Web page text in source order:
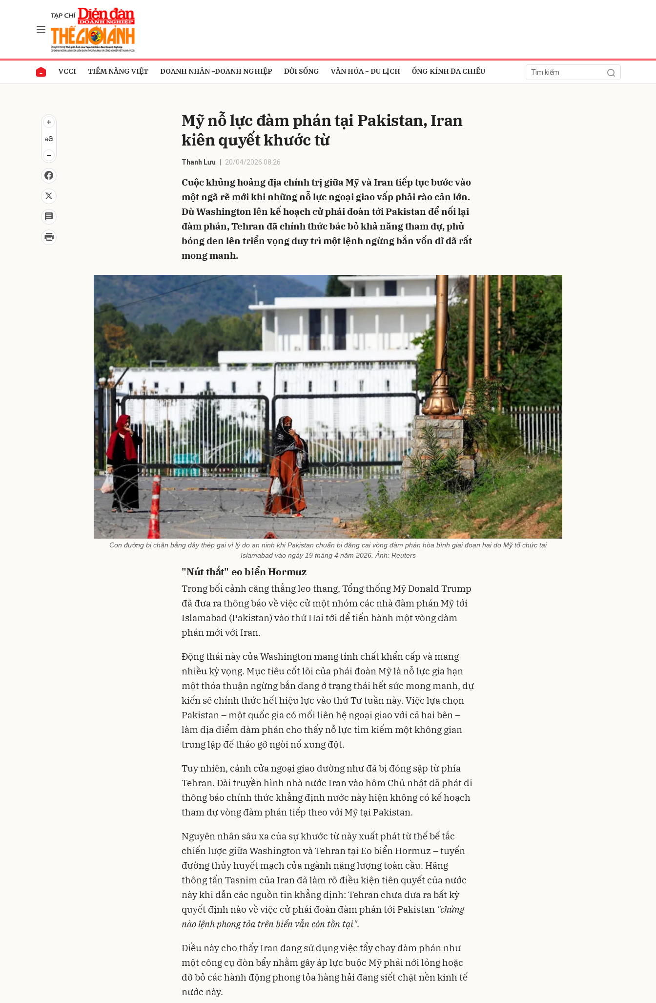
VCCI TIỀM NĂNG VIỆT DOANH NHÂN -DOANH NGHIỆP ĐỜI SỐNG VĂN HÓA - DU LỊCH ỐNG KÍNH ĐA CHIỀU
Mỹ nỗ lực đàm phán tại Pakistan, Iran
kiên quyết khước từ
Thanh Lưu 20/04/2026 08:26
Cuộc khủng hoảng địa chính trị giữa Mỹ và Iran tiếp tục bước vào
một ngã rẽ mới khi những nỗ lực ngoại giao vấp phải rào cản lớn.
Dù Washington lên kế hoạch cử phái đoàn tới Pakistan để nối lại
đàm phán, Tehran đã chính thức bác bỏ khả năng tham dự, phủ
bóng đen lên triển vọng duy trì một lệnh ngừng bắn vốn dĩ đã rất
mong manh.
Con đường bị chặn bằng dây thép gai vì lý do an ninh khi Pakistan chuẩn bị đăng cai vòng đàm phán hòa bình giai đoạn hai do Mỹ tổ chức tại
Islamabad vào ngày 19 tháng 4 năm 2026. Ảnh: Reuters
"Nút thắt" eo biển Hormuz
Trong bối cảnh căng thẳng leo thang, Tổng thống Mỹ Donald Trump
đã đưa ra thông báo về việc cử một nhóm các nhà đàm phán Mỹ tới
Islamabad (Pakistan) vào thứ Hai tới để tiến hành một vòng đàm
phán mới với Iran.
Động thái này của Washington mang tính chất khẩn cấp và mang
nhiều kỳ vọng. Mục tiêu cốt lõi của phái đoàn Mỹ là nỗ lực gia hạn
một thỏa thuận ngừng bắn đang ở trạng thái hết sức mong manh, dự
kiến sẽ chính thức hết hiệu lực vào thứ Tư tuần này. Việc lựa chọn
Pakistan – một quốc gia có mối liên hệ ngoại giao với cả hai bên –
làm địa điểm đàm phán cho thấy nỗ lực tìm kiếm một không gian
trung lập để tháo gỡ ngòi nổ xung đột.
Tuy nhiên, cánh cửa ngoại giao dường như đã bị đóng sập từ phía
Tehran. Đài truyền hình nhà nước Iran vào hôm Chủ nhật đã phát đi
thông báo chính thức khẳng định nước này hiện không có kế hoạch
tham dự vòng đàm phán tiếp theo với Mỹ tại Pakistan.
Nguyên nhân sâu xa của sự khước từ này xuất phát từ thế bế tắc
chiến lược giữa Washington và Tehran tại Eo biển Hormuz – tuyến
đường thủy huyết mạch của ngành năng lượng toàn cầu. Hãng
thông tấn Tasnim của Iran đã làm rõ điều kiện tiên quyết của nước
này khi dẫn các nguồn tin khẳng định: Tehran chưa đưa ra bất kỳ
quyết định nào về việc cử phái đoàn đàm phán tới Pakistan "chừng
nào lệnh phong tỏa trên biển vẫn còn tồn tại".
Điều này cho thấy Iran đang sử dụng việc tẩy chay đàm phán như
một công cụ đòn bẩy nhằm gây áp lực buộc Mỹ phải nới lỏng hoặc
dỡ bỏ các hành động phong tỏa hàng hải đang siết chặt nền kinh tế
nước này.